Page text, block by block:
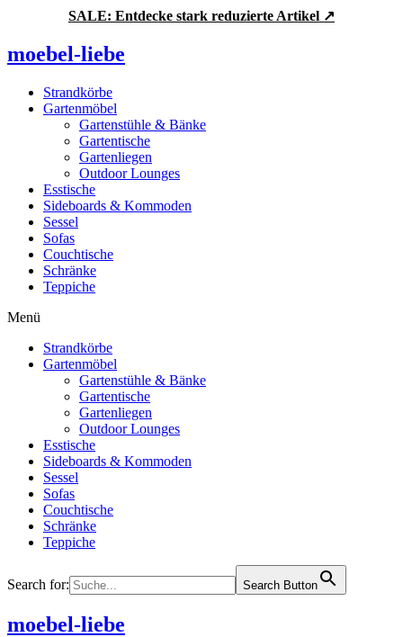
springen
SALE: Entdecke stark reduzierte Artikel ↗
moebel-liebe
Strandkörbe
Gartenmöbel
Gartenstühle & Bänke
Gartentische
Gartenliegen
Outdoor Lounges
Esstische
Sideboards & Kommoden
Sessel
Sofas
Couchtische
Schränke
Teppiche
Menü
Strandkörbe
Gartenmöbel
Gartenstühle & Bänke
Gartentische
Gartenliegen
Outdoor Lounges
Esstische
Sideboards & Kommoden
Sessel
Sofas
Couchtische
Schränke
Teppiche
Search for: Search Button
moebel-liebe